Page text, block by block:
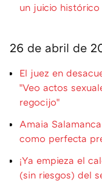
un juicio
26 de abril de
El juez en
"Veo actos
regocijo"
Amaia
como perfecta
¡Ya empieza el
(sin riesgos) del